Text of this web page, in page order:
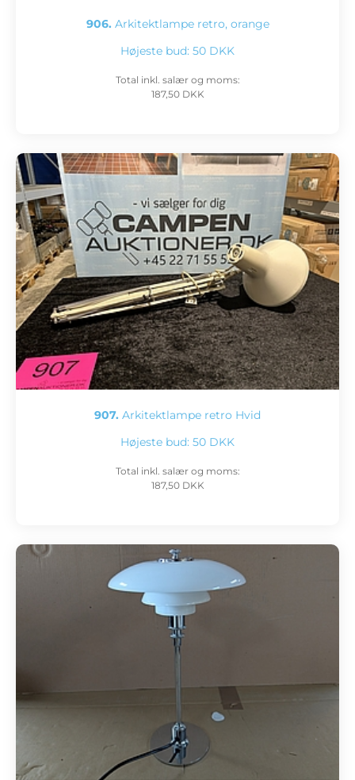
906. Arkitektlampe retro, orange
Højeste bud: 50 DKK
Total inkl. salær og moms:
187,50 DKK
907. Arkitektlampe retro Hvid
Højeste bud: 50 DKK
Total inkl. salær og moms:
187,50 DKK